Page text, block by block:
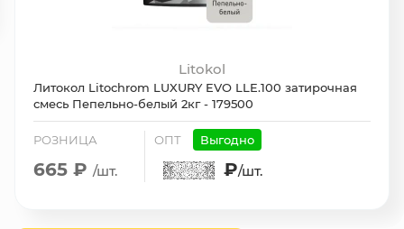
Litokol
Литокол Litochrom LUXURY EVO LLE.100 затирочная
смесь Пепельно-белый 2кг - 179500
РОЗНИЦА
665 ₽ /шт.
ОПТ Выгодно
₽/шт.